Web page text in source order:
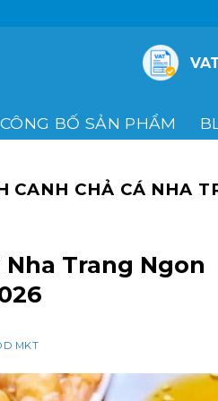
CÔNG BỐ SẢN PHẨM
CANH CHẢ CÁ NHA
Nha Trang Ngon
MKT